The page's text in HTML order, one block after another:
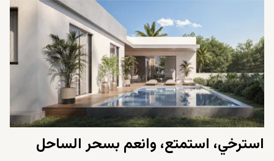
موقف مُغطى للسيارات لراحة وأمان الجميع.
تصميم موفر للطاقة مع عزل عالي الجودة ونوافذ عصرية.
توفير خدمة إنترنت فائق السرعة وتكييف لراحة عصرية.
حديقة على السطح (اختيارية) للاستمتاع بالخصوصية في
الهواء الطلق وإطلالات بانورامية خلابة.
استرخي، استمتع، وانعم بسحر الساحل